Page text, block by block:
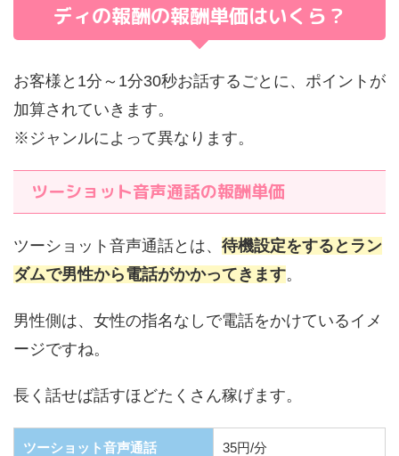
ディの報酬の報酬単価はいくら？
お客様と1分～1分30秒お話するごとに、ポイントが
加算されていきます。
※ジャンルによって異なります。
ツーショット音声通話の報酬単価
ツーショット音声通話とは、 待機設定をするとラン
ダムで男性から電話がかかってきます。
男性側は、女性の指名なしで電話をかけているイメ
ージですね。
長く話せば話すほどたくさん稼げます。
ツーショット音声通話
35円/分